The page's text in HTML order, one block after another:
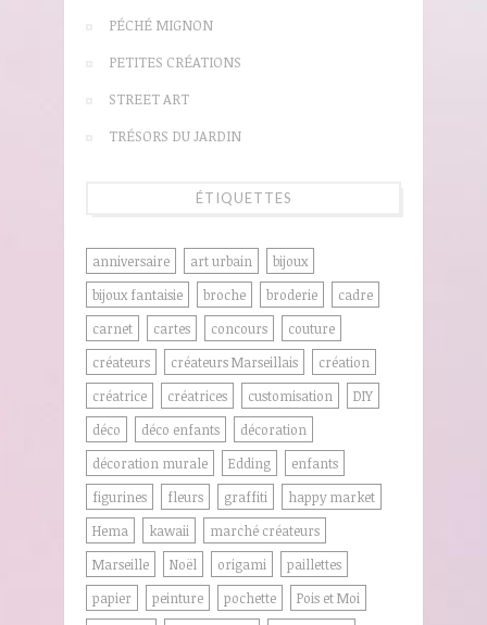
PÉCHÉ MIGNON
PETITES CRÉATIONS
STREET ART
TRÉSORS DU JARDIN
ÉTIQUETTES
anniversaire art urbain
bijoux
bijoux fantaisie
broche broderie
cadre
carnet
cartes concours
couture
créateurs
créateurs Marseillais
création
créatrice
créatrices customisation
DIY
déco
déco enfants
décoration
décoration murale
Edding
enfants
figurines
fleurs graffiti
happy market
Hema
kawaii
marché créateurs
Marseille
Noël origami
paillettes
papier
peinture pochette
Pois et Moi